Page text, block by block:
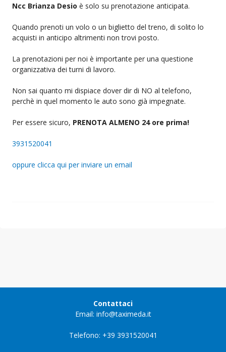
Ncc Brianza Desio è solo su prenotazione anticipata.
Quando prenoti un volo o un biglietto del treno, di solito lo
acquisti in anticipo altrimenti non trovi posto.
La prenotazioni per noi è importante per una questione
organizzativa dei turni di lavoro.
Non sai quanto mi dispiace dover dir di NO al telefono,
perchè in quel momento le auto sono già impegnate.
Per essere sicuro, PRENOTA ALMENO 24 ore prima!
3931520041
oppure clicca qui per inviare un email
Contattaci
Email: info@taximeda.it
Telefono: +39 3931520041